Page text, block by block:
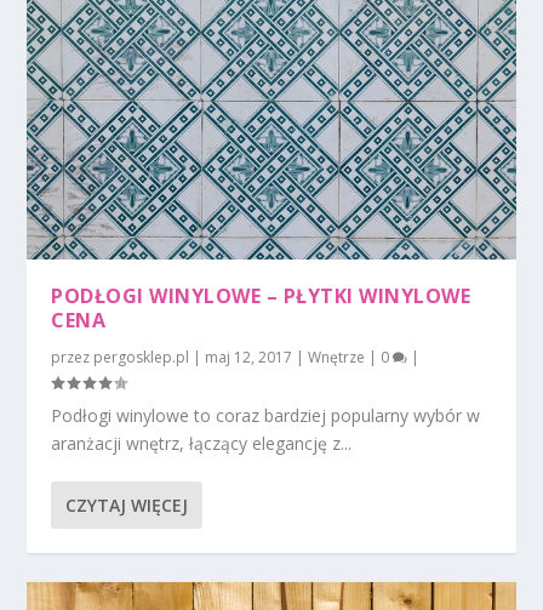
PODŁOGI WINYLOWE – PŁYTKI WINYLOWE
CENA
przez pergosklep.pl | maj 12, 2017 |Wnętrze | 0 |
Podłogi winylowe to coraz bardziej popularny wybór w
aranżacji wnętrz, łączący elegancję z...
CZYTAJ WIĘCEJ